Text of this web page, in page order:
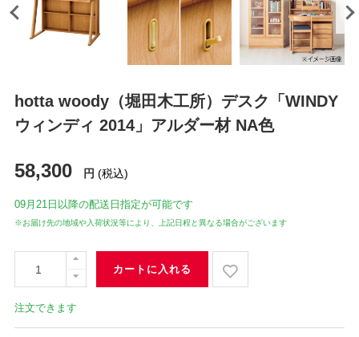
hotta woody（堀田木工所）デスク「WINDY
ウィンディ 2014」アルダー材 NA色
58,300 円 (税込)
09月21日 以降の配送日指定が可能です
※お届け先の地域や入荷状況等により、上記日程と異なる場合がございます
カートに入れる
注文できます